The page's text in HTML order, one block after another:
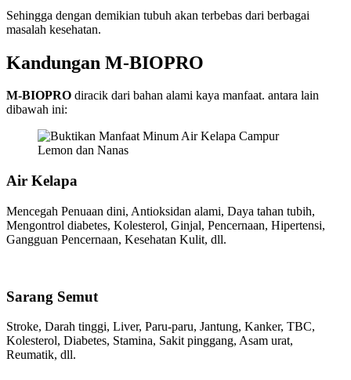
Sehingga dengan demikian tubuh akan terbebas dari berbagai
masalah kesehatan.
Kandungan M-BIOPRO
M-BIOPRO diracik dari bahan alami kaya manfaat. antara lain
dibawah ini:
Air Kelapa
Mencegah Penuaan dini, Antioksidan alami, Daya tahan tubih,
Mengontrol diabetes, Kolesterol, Ginjal, Pencernaan, Hipertensi,
Gangguan Pencernaan, Kesehatan Kulit, dll.
Sarang Semut
Stroke, Darah tinggi, Liver, Paru-paru, Jantung, Kanker, TBC,
Kolesterol, Diabetes, Stamina, Sakit pinggang, Asam urat,
Reumatik, dll.